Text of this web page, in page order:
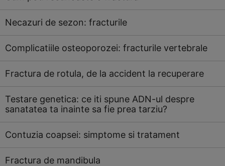
Necazuri de sezon: fracturile
Complicatiile osteoporozei: fracturile vertebrale
Fractura de rotula, de la accident la recuperare
Testare genetica: ce iti spune ADN-ul despre
sanatatea ta inainte sa fie prea tarziu?
Contuzia coapsei: simptome si tratament
Fractura de mandibula